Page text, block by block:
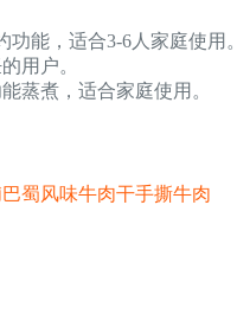
能，适合3-6人家庭使用。
用户。
蒸煮，适合家庭使用。
蜀风味牛肉干手撕牛肉